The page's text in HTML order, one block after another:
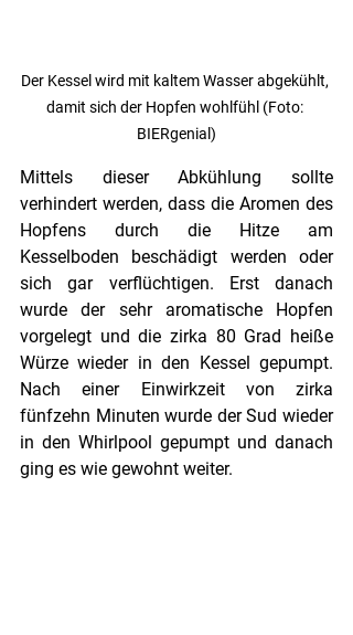
Der Kessel wird mit kaltem Wasser abgekühlt,
damit sich der Hopfen wohlfühl (Foto:
BIERgenial)
Mittels dieser Abkühlung sollte
verhindert werden, dass die Aromen des
Hopfens durch die Hitze am
Kesselboden beschädigt werden oder
sich gar verflüchtigen. Erst danach
wurde der sehr aromatische Hopfen
vorgelegt und die zirka 80 Grad heiße
Würze wieder in den Kessel gepumpt.
Nach einer Einwirkzeit von zirka
fünfzehn Minuten wurde der Sud wieder
in den Whirlpool gepumpt und danach
ging es wie gewohnt weiter.